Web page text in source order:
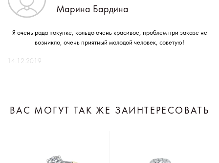
Марина Бардина
Я очень рада покупке, кольцо очень красивое, проблем при заказе не
возникло, очень приятный молодой человек, советую!
14.12.2019
ВАС МОГУТ ТАК ЖЕ ЗАИНТЕРЕСОВАТЬ